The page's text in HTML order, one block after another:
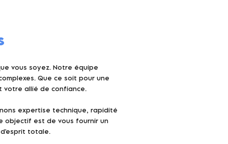
vous soyez. Notre équipe
Que ce soit pour une
votre allié de confiance.
expertise technique, rapidité
objectif est de vous fournir un
totale.